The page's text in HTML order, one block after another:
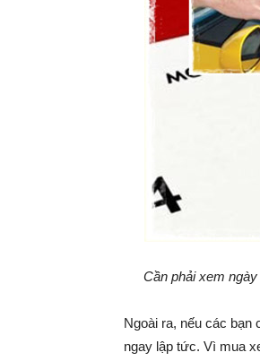
Cần phải xem
Ngoài ra, nếu các bạn
ngay lập tức. Vì mua